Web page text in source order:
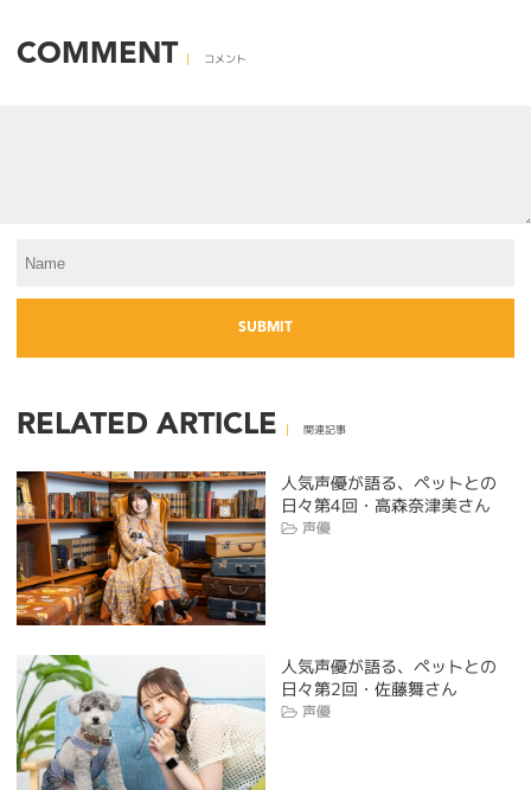
COMMENT コメント
RELATED ARTICLE 関連記事
人気声優が語る、ペットとの
日々第4回・高森奈津美さん
声優
人気声優が語る、ペットとの
日々第2回・佐藤舞さん
声優